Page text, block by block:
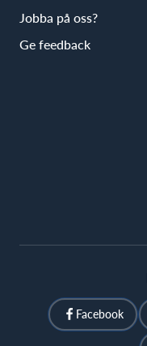
Jobba på oss?
Ge feedback
Facebook